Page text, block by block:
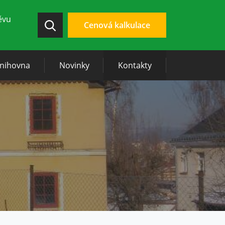
Cenová kalkulace
Novinky Kontakty